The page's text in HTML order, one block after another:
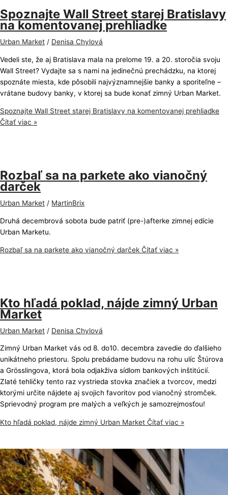
Spoznajte Wall Street starej Bratislavy
na komentovanej prehliadke
Urban Market / Denisa Chylová
Vedeli ste, že aj Bratislava mala na prelome 19. a 20. storočia svoju
Wall Street? Vydajte sa s nami na jedinečnú prechádzku, na ktorej
spoznáte miesta, kde pôsobili najvýznamnejšie banky a sporiteľne –
vrátane budovy banky, v ktorej sa bude konať zimný Urban Market.
Spoznajte Wall Street starej Bratislavy na komentovanej prehliadke
Čítať viac »
Rozbaľ sa na parkete ako vianočný
darček
Urban Market / MartinBrix
Druhá decembrová sobota bude patriť (pre-)afterke zimnej edície
Urban Marketu.
Rozbaľ sa na parkete ako vianočný darček Čítať viac »
Kto hľadá poklad, nájde zimný Urban
Market
Urban Market / Denisa Chylová
Zimný Urban Market vás od 8. do10. decembra zavedie do ďalšieho
unikátneho priestoru. Spolu prebádame budovu na rohu ulíc Štúrova
a Grösslingova, ktorá bola odjakživa sídlom bankových inštitúcií.
Zlaté tehličky tento raz vystrieda stovka značiek a tvorcov, medzi
ktorými určite nájdete aj svojich favoritov pod vianočný stromček.
Sprievodný program pre malých a veľkých je samozrejmosťou!
Kto hľadá poklad, nájde zimný Urban Market Čítať viac »